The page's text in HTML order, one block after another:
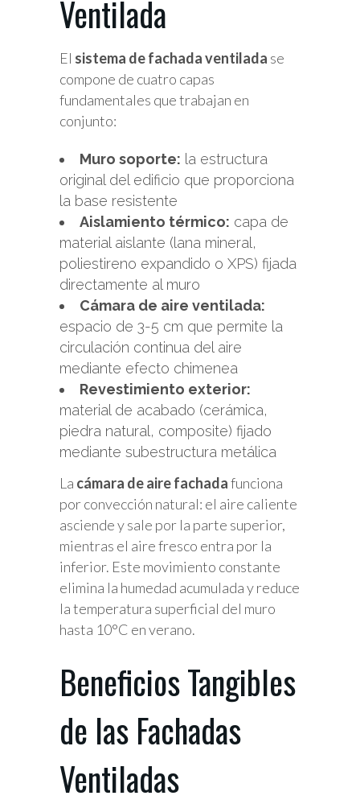
Ventilada
El sistema de fachada ventilada se
compone de cuatro capas
fundamentales que trabajan en
conjunto:
Muro soporte: la estructura
original del edificio que proporciona
la base resistente
Aislamiento térmico: capa de
material aislante (lana mineral,
poliestireno expandido o XPS) fijada
directamente al muro
Cámara de aire ventilada:
espacio de 3-5 cm que permite la
circulación continua del aire
mediante efecto chimenea
Revestimiento exterior:
material de acabado (cerámica,
piedra natural, composite) fijado
mediante subestructura metálica
La cámara de aire fachadafunciona
por convección natural: el aire caliente
asciende y sale por la parte superior,
mientras el aire fresco entra por la
inferior. Este movimiento constante
elimina la humedad acumulada y reduce
la temperatura superficial del muro
hasta 10°C en verano.
Beneficios Tangibles
de las Fachadas
Ventiladas